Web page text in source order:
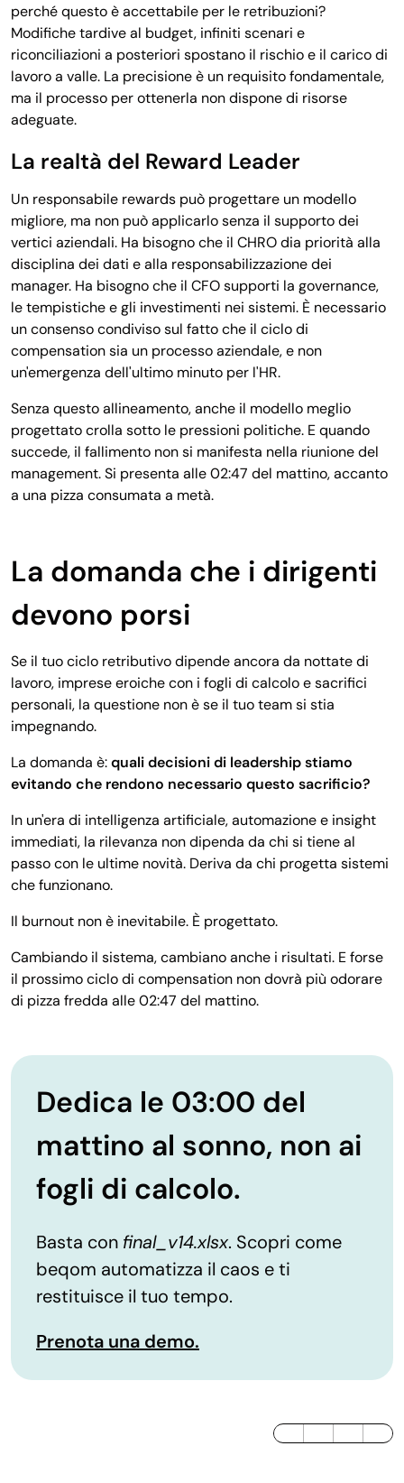
perché questo è accettabile per le retribuzioni?
Modifiche tardive al budget, infiniti scenari e
riconciliazioni a posteriori spostano il rischio e il carico di
lavoro a valle. La precisione è un requisito fondamentale,
ma il processo per ottenerla non dispone di risorse
adeguate.
La realtà del Reward Leader
Un responsabile rewards può progettare un modello
migliore, ma non può applicarlo senza il supporto dei
vertici aziendali. Ha bisogno che il CHRO dia priorità alla
disciplina dei dati e alla responsabilizzazione dei
manager. Ha bisogno che il CFO supporti la governance,
le tempistiche e gli investimenti nei sistemi. È necessario
un consenso condiviso sul fatto che il ciclo di
compensation sia un processo aziendale, e non
un'emergenza dell'ultimo minuto per l'HR.
Senza questo allineamento, anche il modello meglio
progettato crolla sotto le pressioni politiche. E quando
succede, il fallimento non si manifesta nella riunione del
management. Si presenta alle 02:47 del mattino, accanto
a una pizza consumata a metà.
La domanda che i dirigenti
devono porsi
Se il tuo ciclo retributivo dipende ancora da nottate di
lavoro, imprese eroiche con i fogli di calcolo e sacrifici
personali, la questione non è se il tuo team si stia
impegnando.
La domanda è:quali decisioni di leadership stiamo
evitando che rendono necessario questo sacrificio?
In un'era di intelligenza artificiale, automazione e insight
immediati, la rilevanza non dipenda da chi si tiene al
passo con le ultime novità. Deriva da chi progetta sistemi
che funzionano.
Il burnout non è inevitabile. È progettato.
Cambiando il sistema, cambiano anche i risultati. E forse
il prossimo ciclo di compensation non dovrà più odorare
di pizza fredda alle 02:47 del mattino.
Dedica le 03:00 del
mattino al sonno, non ai
fogli di calcolo.
Basta con final_v14.xlsx. Scopri come
beqom automatizza il caos e ti
restituisce il tuo tempo.
Prenota una demo.
LinkedInTwitter / XFacebook